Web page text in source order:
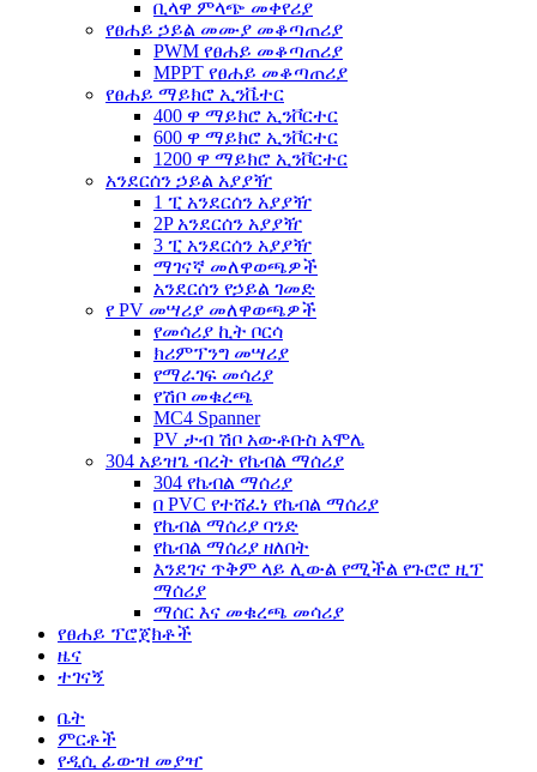
ቢላዋ ምላጭ መቀየሪያ
የፀሐይ ኃይል መሙያ መቆጣጠሪያ
PWM የፀሐይ መቆጣጠሪያ
MPPT የፀሐይ መቆጣጠሪያ
የፀሐይ ማይክሮ ኢንቬተር
400 ዋ ማይክሮ ኢንቮርተር
600 ዋ ማይክሮ ኢንቮርተር
1200 ዋ ማይክሮ ኢንቮርተር
አንደርሰን ኃይል አያያዥ
1 ፒ አንደርሰን አያያዥ
2P አንደርሰን አያያዥ
3 ፒ አንደርሰን አያያዥ
ማገናኛ መለዋወጫዎች
አንደርሰን የኃይል ገመድ
የ PV መሣሪያ መለዋወጫዎች
የመሳሪያ ኪት ቦርሳ
ክሪምፕንግ መሣሪያ
የማራገፍ መሳሪያ
የሽቦ መቁረጫ
MC4 Spanner
PV ታብ ሽቦ አውቶቡስ አሞሌ
304 አይዝጌ ብረት የኬብል ማሰሪያ
304 የኬብል ማሰሪያ
በ PVC የተሸፈነ የኬብል ማሰሪያ
የኬብል ማሰሪያ ባንድ
የኬብል ማሰሪያ ዘለበት
እንደገና ጥቅም ላይ ሊውል የሚችል የጉሮሮ ዚፕ
ማሰሪያ
ማሰር እና መቁረጫ መሳሪያ
የፀሐይ ፕሮጀክቶች
ዜና
ተገናኝ
ቤት
ምርቶች
የዲሲ ፊውዝ መያዣ